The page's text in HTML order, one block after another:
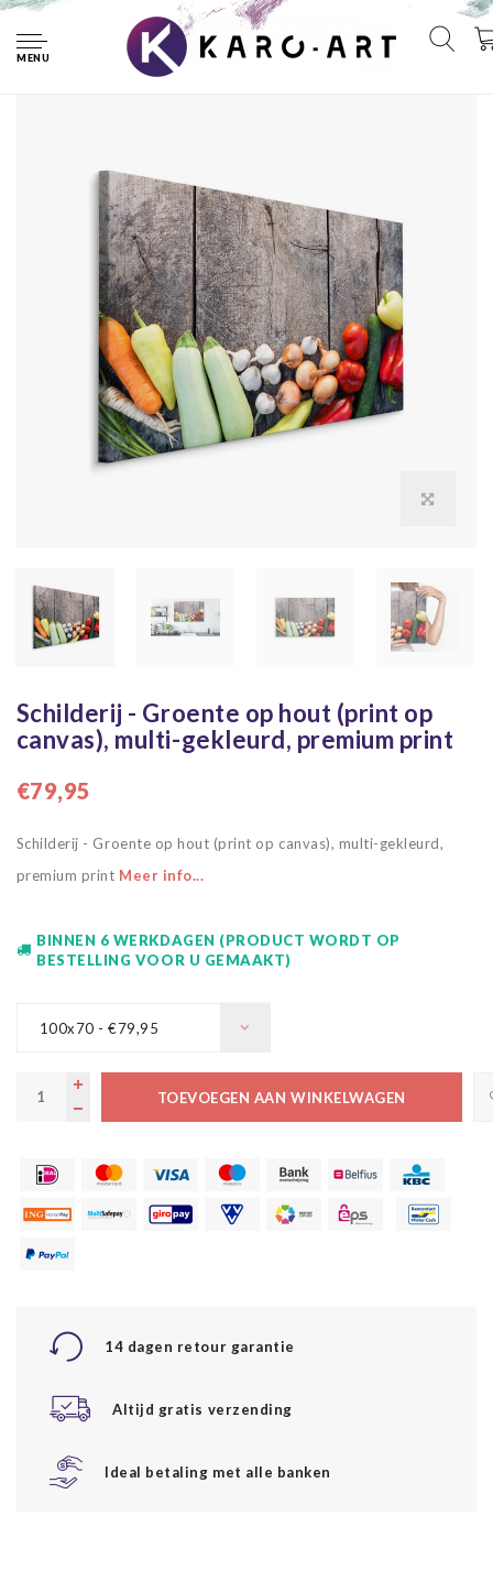
MENU
Schilderij - Groente op hout (print op canvas), multi-
gekleurd, premium print
Schilderij - Groente op hout (print op
canvas), multi-gekleurd, premium print
€79,95
Schilderij - Groente op hout (print op canvas), multi-gekleurd,
premium print Meer info...
BINNEN 6 WERKDAGEN (PRODUCT WORDT OP
BESTELLING VOOR U GEMAAKT)
100x70 - €79,95
TOEVOEGEN AAN WINKELWAGEN
14 dagen retour garantie
Altijd gratis verzending
Ideal betaling met alle banken